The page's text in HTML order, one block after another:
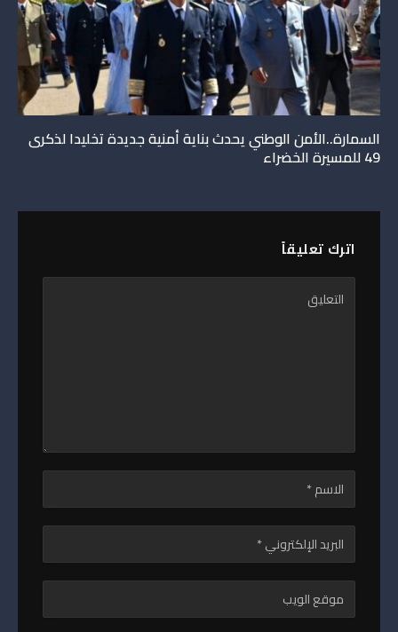
السمارة..الأمن الوطني يحدث بناية أمنية جديدة تخليدا لذكرى
49 للمسيرة الخضراء
اترك تعليقاً